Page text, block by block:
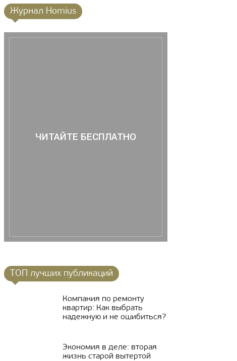
Журнал Homius
ЧИТАЙТЕ БЕСПЛАТНО
ТОП лучших публикаций
Компания по ремонту
квартир: Как выбрать
надежную и не ошибиться?
Экономия в деле: вторая
жизнь старой вытертой